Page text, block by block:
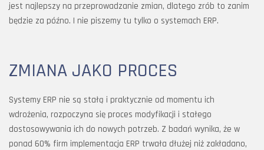
jest najlepszy na przeprowadzanie zmian, dlatego zrób to zanim
będzie za późno. I nie piszemy tu tylko o systemach ERP.
ZMIANA JAKO PROCES
Systemy ERP nie są stałą i praktycznie od momentu ich
wdrożenia, rozpoczyna się proces modyfikacji i stałego
dostosowywania ich do nowych potrzeb. Z badań wynika, że w
ponad 60% firm implementacja ERP trwała dłużej niż zakładano,